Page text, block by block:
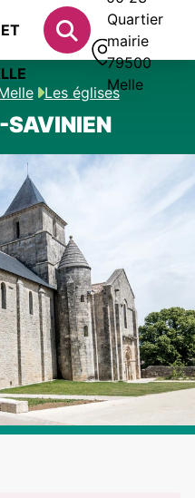
Quartier
mairie
79500
Melle
Les églises
SAVINIEN